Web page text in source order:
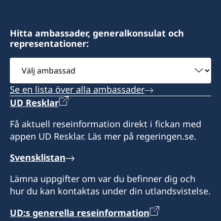
Hampshire, Rhode Island och Vermont.
Besök enligt överenskommelse genom
tidsbokning.
Ring eller skicka e-post för att boka tid.
Distrikt: Pennsylvania
Öppettider: måndag-fredag kl 10.30-15.30.
Endast besök via tidsbokning.
Öppettider: kl 08.00-17.00, lunchstängt 12.00-
13.00.
Telefontider: kl 09.00-12.00 måndag, tisdag och
torsdag.
Endast besök via tidsbokning.
Hitta ambassader, generalkonsulat och
representationer:
ambassad
Se en lista över alla ambassader
UD Resklar
Få aktuell reseinformation direkt i fickan med
appen UD Resklar. Läs mer på regeringen.se.
Svensklistan
Lämna uppgifter om var du befinner dig och
hur du kan kontaktas under din utlandsvistelse.
UD:s generella reseinformation